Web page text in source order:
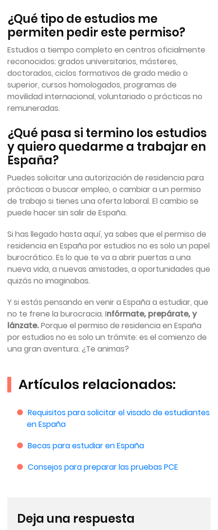
¿Qué tipo de estudios me
permiten pedir este permiso?
Estudios a tiempo completo en centros oficialmente
reconocidos: grados universitarios, másteres,
doctorados, ciclos formativos de grado medio o
superior, cursos homologados, programas de
movilidad internacional, voluntariado o prácticas no
remuneradas.
¿Qué pasa si termino los estudios
y quiero quedarme a trabajar en
España?
Puedes solicitar una autorización de residencia para
prácticas o buscar empleo, o cambiar a un permiso
de trabajo si tienes una oferta laboral. El cambio se
puede hacer sin salir de España.
Si has llegado hasta aquí, ya sabes que el permiso de
residencia en España por estudios no es solo un papel
burocrático. Es lo que te va a abrir puertas a una
nueva vida, a nuevas amistades, a oportunidades que
quizás no imaginabas.
Y si estás pensando en venir a España a estudiar, que
no te frene la burocracia. Infórmate, prepárate, y
lánzate.Porque el permiso de residencia en España
por estudios no es solo un trámite: es el comienzo de
una gran aventura. ¿Te animas?
Artículos relacionados:
Requisitos para solicitar el visado de estudiantes
en España
Becas para estudiar en España
Consejos para preparar las pruebas PCE
Deja una respuesta